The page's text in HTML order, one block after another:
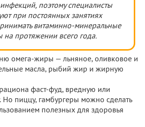
поэтому специалисты
при постоянных занятиях
витаминно-минеральные
на протяжении всего года.
омега-жиры — льняное, оливковое и
масла, рыбий жир и жирную
фаст-фуд, вредную или
пиццу, гамбургеры можно сделать
полезных для здоровья